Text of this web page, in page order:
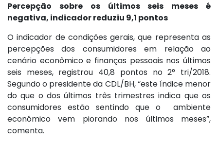
Percepção sobre os últimos seis meses é
negativa, indicador reduziu 9,1 pontos
O indicador de condições gerais, que representa as
percepções dos consumidores em relação ao
cenário econômico e finanças pessoais nos últimos
seis meses, registrou 40,8 pontos no 2° tri/2018.
Segundo o presidente da CDL/BH, “este índice menor
do que o dos últimos três trimestres indica que os
consumidores estão sentindo que o ambiente
econômico vem piorando nos últimos meses”,
comenta.